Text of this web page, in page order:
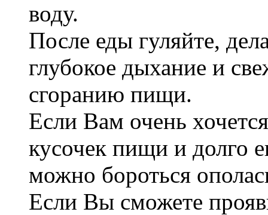
воду.
После еды гуляйте,
глубокое дыхание и
сгоранию пищи.
Если Вам очень
кусочек пищи и долго
можно бороться
Если Вы сможете